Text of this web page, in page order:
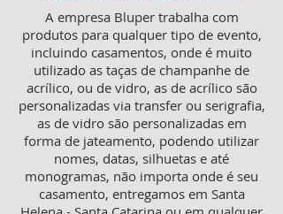
A empresa Bluper trabalha com
produtos para qualquer tipo de evento,
incluindo casamentos, onde é muito
utilizado as taças de champanhe de
acrílico, ou de vidro, as de acrílico são
personalizadas via transfer ou serigrafia,
as de vidro são personalizadas em
forma de jateamento, podendo utilizar
nomes, datas, silhuetas e até
monogramas, não importa onde é seu
casamento, entregamos em Santa